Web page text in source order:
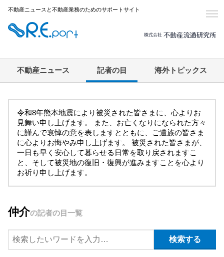
不動産ニュースと不動産業務のためのサポートサイト
不動産ニュース 記者の目 海外トピックス
令和8年熊本地震により被災された皆さまに、心よりお
見舞い申し上げます。 また、お亡くなりになられた方々
に謹んで哀悼の意を表しますとともに、ご遺族の皆さま
に心よりお悔やみ申し上げます。 被災された皆さまが、
一日も早く安心して暮らせる日常を取り戻されますこ
と、そして被災地の復旧・復興が進みますことを心より
お祈り申し上げます。
仲介の記者の目一覧